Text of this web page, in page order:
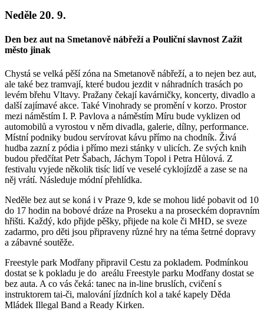
Neděle 20. 9.
Den bez aut na Smetanově nábřeží a Pouliční slavnost Zažít
město jinak
Chystá se velká pěší zóna na Smetanově nábřeží, a to nejen bez aut,
ale také bez tramvají, které budou jezdit v náhradních trasách po
levém břehu Vltavy. Pražany čekají kavárničky, koncerty, divadlo a
další zajímavé akce. Také Vinohrady se promění v korzo. Prostor
mezi náměstím I. P. Pavlova a náměstím Míru bude vyklizen od
automobilů a vyrostou v něm divadla, galerie, dílny, performance.
Místní podniky budou servírovat kávu přímo na chodník. Živá
hudba zazní z pódia i přímo mezi stánky v ulicích. Ze svých knih
budou předčítat Petr Šabach, Jáchym Topol i Petra Hůlová. Z
festivalu vyjede několik tisíc lidí ve veselé cyklojízdě a zase se na
něj vrátí. Následuje módní přehlídka.
Neděle bez aut se koná i v Praze 9, kde se mohou lidé pobavit od 10
do 17 hodin na bobové dráze na Proseku a na proseckém dopravním
hřišti. Každý, kdo přijde pěšky, přijede na kole či MHD, se sveze
zadarmo, pro děti jsou připraveny různé hry na téma šetrné dopravy
a zábavné soutěže.
Freestyle park Modřany připravil Cestu za pokladem. Podmínkou
dostat se k pokladu je do areálu Freestyle parku Modřany dostat se
bez auta. A co vás čeká: tanec na in-line bruslích, cvičení s
instruktorem tai-či, malování jízdních kol a také kapely Děda
Mládek Illegal Band a Ready Kirken.